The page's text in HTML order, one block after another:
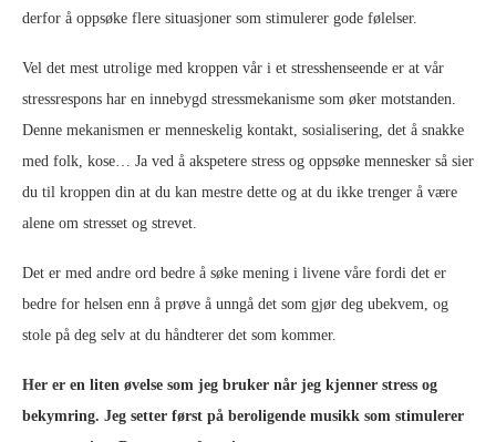
derfor å oppsøke flere situasjoner som stimulerer gode følelser.
Vel det mest utrolige med kroppen vår i et stresshenseende er at vår
stressrespons har en innebygd stressmekanisme som øker motstanden.
Denne mekanismen er menneskelig kontakt, sosialisering, det å snakke
med folk, kose… Ja ved å akspetere stress og oppsøke mennesker så sier
du til kroppen din at du kan mestre dette og at du ikke trenger å være
alene om stresset og strevet.
Det er med andre ord bedre å søke mening i livene våre fordi det er
bedre for helsen enn å prøve å unngå det som gjør deg ubekvem, og
stole på deg selv at du håndterer det som kommer.
Her er en liten øvelse som jeg bruker når jeg kjenner stress og
bekymring. Jeg setter først på beroligende musikk som stimulerer